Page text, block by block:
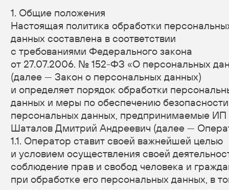
и определяет порядок обработки персональных
данных и меры по обеспечению безопасности
персональных данных, предпринимаемые ИП
Шаталов Дмитрий Андреевич (далее — Оператор).
1.1. Оператор ставит своей важнейшей целью
и условием осуществления своей деятельности
соблюдение прав и свобод человека и гражданина
при обработке его персональных данных, в том
числе защиты прав на неприкосновенность
частной жизни, личную и семейную тайну.
1.2. Настоящая политика Оператора в отношении
обработки персональных данных (далее —
Политика) применяется ко всей информации,
которую Оператор может получить о посетителях
веб-сайта https://muzbitva.ru/.
2. Основные понятия, используемые в Политике
2.1. Автоматизированная обработка персональных
данных — обработка персональных данных
с помощью средств вычислительной техники.
2.2. Блокирование персональных данных —